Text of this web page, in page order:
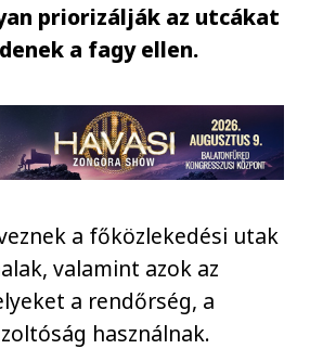
priorizálják az utcákat
a fagy ellen.
a főközlekedési utak
valamint azok az
a rendőrség, a
használnak.